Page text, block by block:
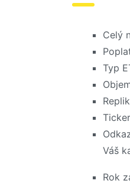
Celý
Typ
Váš
Rok